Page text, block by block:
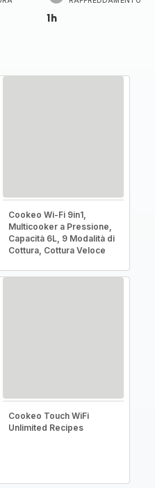
1h
Cookeo Wi-Fi 9in1,
Multicooker a Pressione,
Capacità 6L, 9 Modalità di
Cottura, Cottura Veloce
Cookeo Touch WiFi
Unlimited Recipes